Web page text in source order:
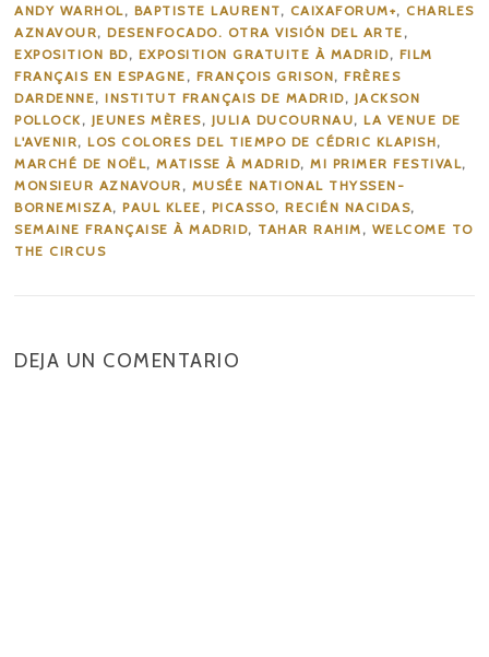
ANDY WARHOL, BAPTISTE LAURENT, CAIXAFORUM+, CHARLES
AZNAVOUR,DESENFOCADO. OTRA VISIÓN DEL ARTE ,
EXPOSITION BD, EXPOSITION GRATUITE À MADRID, FILM
FRANÇAIS EN ESPAGNE , FRANÇOIS GRISON,FRÈRES
DARDENNE,INSTITUT FRANÇAIS DE MADRID, JACKSON
POLLOCK , JEUNES MÈRES, JULIA DUCOURNAU,LA VENUE DE
L'AVENIR,LOS COLORES DEL TIEMPO DE CÉDRIC KLAPISH,
MARCHÉ DE NOËL,MATISSE À MADRID,MI PRIMER FESTIVAL,
MONSIEUR AZNAVOUR , MUSÉE NATIONAL THYSSEN-
BORNEMISZA,PAUL KLEE , PICASSO,RECIÉN NACIDAS,
SEMAINE FRANÇAISE À MADRID, TAHAR RAHIM , WELCOME TO
THE CIRCUS
DEJA UN COMENTARIO